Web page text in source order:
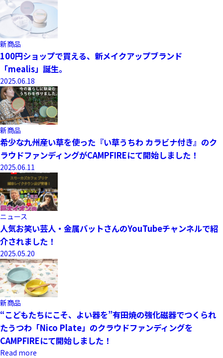
新商品
100円ショップで買える、新メイクアップブランド
「mealis」誕生。
2025.06.18
新商品
希少な九州産い草を使った『い草うちわ カラビナ付き』のク
ラウドファンディングがCAMPFIREにて開始しました！
2025.06.11
ニュース
人気お笑い芸人・金属バットさんのYouTubeチャンネルで紹
介されました！
2025.05.20
新商品
“こどもたちにこそ、よい器を”有田焼の強化磁器でつくられ
たうつわ「Nico Plate」のクラウドファンディングを
CAMPFIREにて開始しました！
Read more